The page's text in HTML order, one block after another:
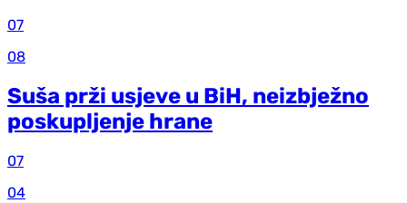
07
08
Suša prži usjeve u BiH, neizbježno
poskupljenje hrane
07
04